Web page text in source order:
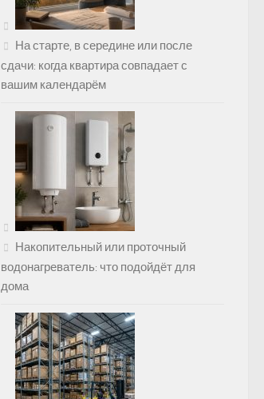
На старте, в середине или после
сдачи: когда квартира совпадает с
вашим календарём
Накопительный или проточный
водонагреватель: что подойдёт для
дома